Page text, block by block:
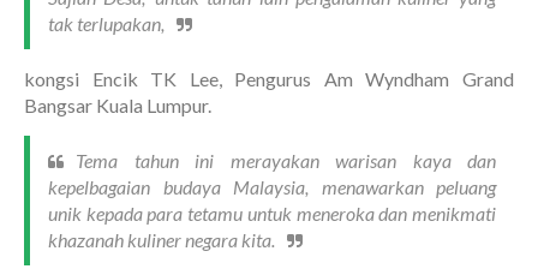
tak terlupakan,
kongsi Encik TK Lee, Pengurus Am Wyndham Grand
Bangsar Kuala Lumpur.
Tema tahun ini merayakan warisan kaya dan
kepelbagaian budaya Malaysia, menawarkan peluang
unik kepada para tetamu untuk meneroka dan menikmati
khazanah kuliner negara kita.